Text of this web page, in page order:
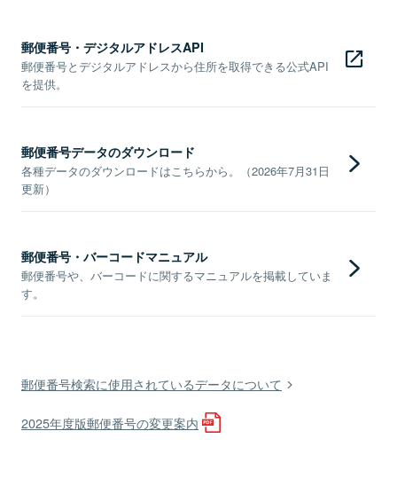
郵便番号・デジタルアドレスAPI
郵便番号とデジタルアドレスから住所を取得できる公式API
を提供。
郵便番号データのダウンロード
各種データのダウンロードはこちらから。（2026年7月31日
更新）
郵便番号・バーコードマニュアル
郵便番号や、バーコードに関するマニュアルを掲載していま
す。
郵便番号検索に使用されているデータについて
2025年度版郵便番号の変更案内